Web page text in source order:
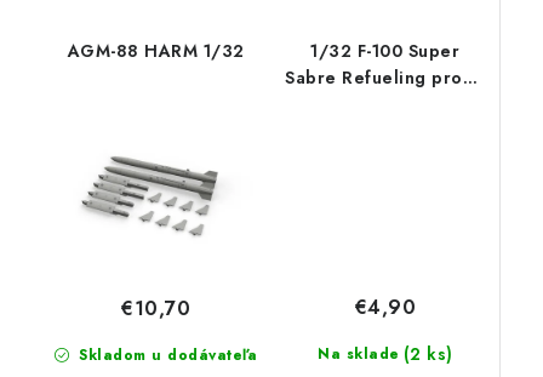
AGM-88 HARM 1/32
Skladom u dodávateľa
€10,70
1/32 F-100 Super
Sabre Refueling probe
Na sklade (2 ks)
€4,90